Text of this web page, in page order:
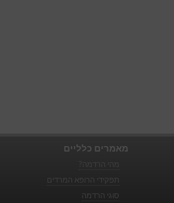
מאמרים כלליים
תפקידי הרופא המרדים
סוגי הרדמה